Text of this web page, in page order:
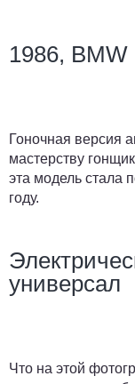
1986,
Гоночная версия
мастерству
эта модель стала
году.
универсал
Что на этой